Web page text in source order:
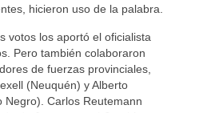
hicieron uso de la palabra.
votos los aportó el oficialista
Pero también colaboraron
de fuerzas provinciales,
(Neuquén) y Alberto
Negro). Carlos Reutemann